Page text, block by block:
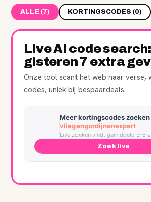
ALLE (7) KORTINGSCODES (0)
Live AI code search:
gisteren 7 extra
Onze tool scant het web naar verse,
codes, uniek bij bespaardeals.
Meer kortingscodes
vliegengordijnenexpert
Live zoeken vindt gemiddeld 3-5
Zoek live